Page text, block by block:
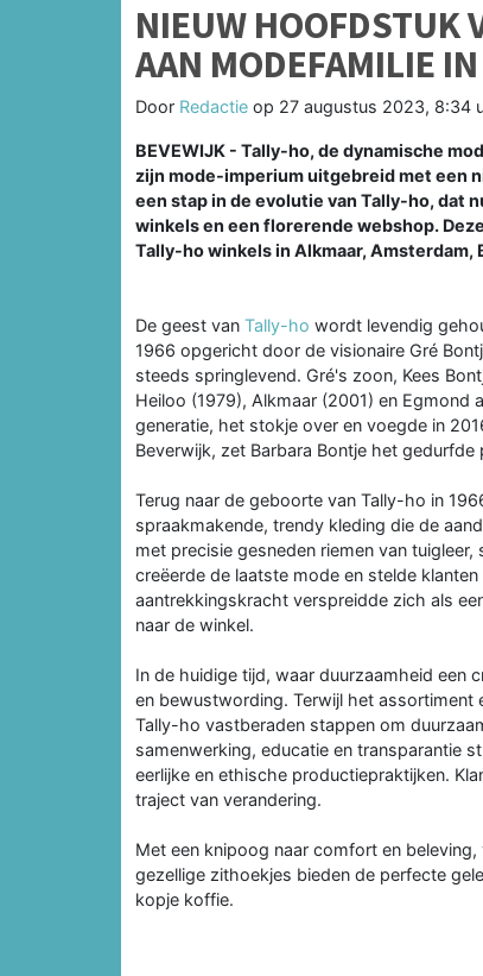
NIEUW HOOFDSTUK
AAN MODEFAMILIE
Door Redactie op 27 augustus 2023, 8:34
BEVEWIJK - Tally-ho, de dynamische
zijn mode-imperium uitgebreid met een
een stap in de evolutie van Tally-ho, dat
winkels en een florerende webshop.
Tally-ho winkels in Alkmaar, Amsterdam,
De geest van Tally-ho wordt levendig
1966 opgericht door de visionaire Gré
steeds springlevend. Gré's zoon, Kees
Heiloo (1979), Alkmaar (2001) en Egmond
generatie, het stokje over en voegde in
Beverwijk, zet Barbara Bontje het
Terug naar de geboorte van Tally-ho in
spraakmakende, trendy kleding die de
met precisie gesneden riemen van
creëerde de laatste mode en stelde
aantrekkingskracht verspreidde zich als
naar de winkel.
In de huidige tijd, waar duurzaamheid een
en bewustwording. Terwijl het assortiment
Tally-ho vastberaden stappen om
samenwerking, educatie en transparantie
eerlijke en ethische productiepraktijken.
traject van verandering.
Met een knipoog naar comfort en
gezellige zithoekjes bieden de perfecte
kopje koffie.